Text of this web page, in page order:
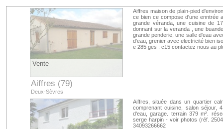
Vente
Aiffres (79)
Deux-Sèvres
Aiffres maison de plain-pied
ce bien ce compose d'une enntrée
grande véranda, une cuisine de
donnant sur la veranda , une
grande penderie, une salle d'eau
d'eau, grenier avec electricité bien
e 285 ges : c15 contactez nous au
Aiffres, située dans un quartier
comprenant cuisine, salon séjour,
d'eau, garage. terrain 379 m².
serge harpin - voir photos (réf.
34093266662